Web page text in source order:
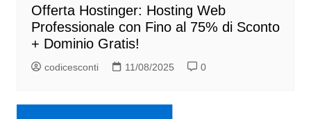
Offerta Hostinger: Hosting Web
Professionale con Fino al 75% di Sconto
+ Dominio Gratis!
codicesconti 11/08/2025 0